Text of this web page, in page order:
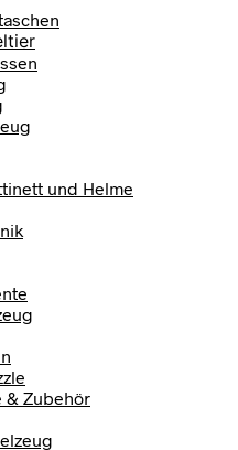
und Helme
& Zubehör